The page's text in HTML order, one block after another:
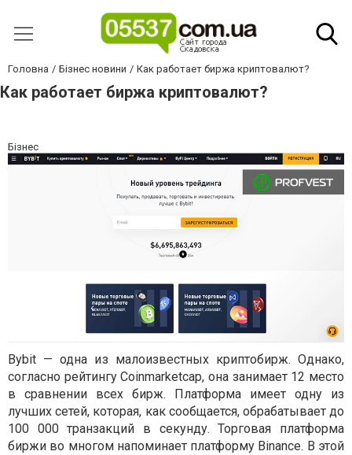
Головна Бізнес новини Как работает биржа криптовалют?
Как работает биржа криптовалют?
Бізнес
Bybit — одна из малоизвестных криптобирж. Однако,
согласно рейтингу Coinmarketcap, она занимает 12 место
в сравнении всех бирж. Платформа имеет одну из
лучших сетей, которая, как сообщается, обрабатывает до
100 000 транзакций в секунду. Торговая платформа
биржи во многом напоминает платформу Binance. В этой